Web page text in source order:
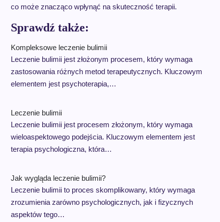
co może znacząco wpłynąć na skuteczność terapii.
Sprawdź także:
Kompleksowe leczenie bulimii
Leczenie bulimii jest złożonym procesem, który wymaga
zastosowania różnych metod terapeutycznych. Kluczowym
elementem jest psychoterapia,…
Leczenie bulimii
Leczenie bulimii jest procesem złożonym, który wymaga
wieloaspektowego podejścia. Kluczowym elementem jest
terapia psychologiczna, która…
Jak wygląda leczenie bulimii?
Leczenie bulimii to proces skomplikowany, który wymaga
zrozumienia zarówno psychologicznych, jak i fizycznych
aspektów tego…